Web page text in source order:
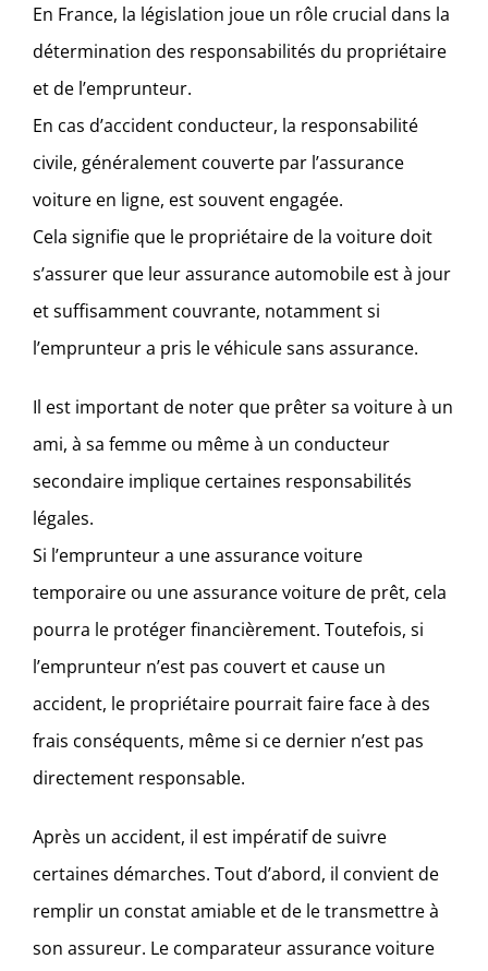
En France, la législation joue un rôle crucial dans la
détermination des responsabilités du propriétaire
et de l’emprunteur.
En cas d’accident conducteur, la responsabilité
civile, généralement couverte par l’assurance
voiture en ligne, est souvent engagée.
Cela signifie que le propriétaire de la voiture doit
s’assurer que leur assurance automobile est à jour
et suffisamment couvrante, notamment si
l’emprunteur a pris le véhicule sans assurance.
Il est important de noter que prêter sa voiture à un
ami, à sa femme ou même à un conducteur
secondaire implique certaines responsabilités
légales.
Si l’emprunteur a une assurance voiture
temporaire ou une assurance voiture de prêt, cela
pourra le protéger financièrement. Toutefois, si
l’emprunteur n’est pas couvert et cause un
accident, le propriétaire pourrait faire face à des
frais conséquents, même si ce dernier n’est pas
directement responsable.
Après un accident, il est impératif de suivre
certaines démarches. Tout d’abord, il convient de
remplir un constat amiable et de le transmettre à
son assureur. Le comparateur assurance voiture